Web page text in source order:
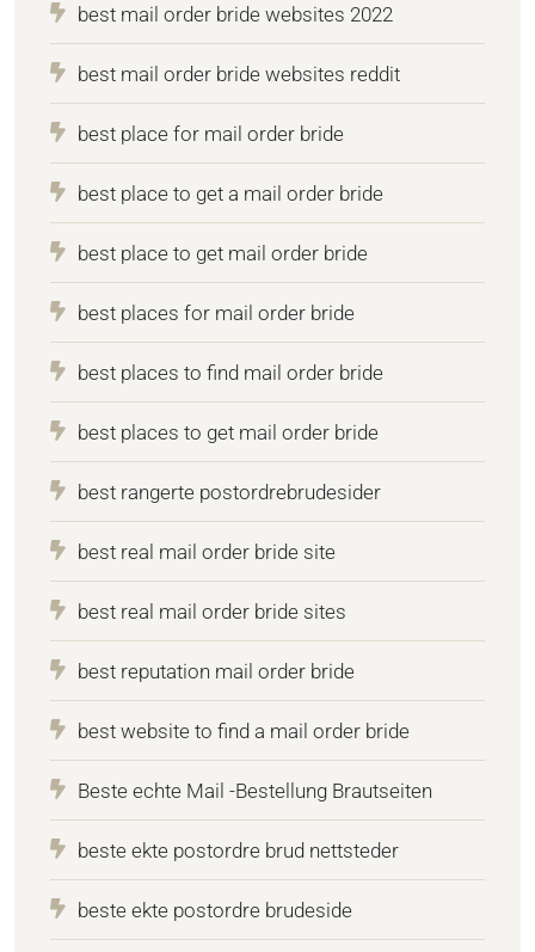
best mail order bride websites 2022
best mail order bride websites reddit
best place for mail order bride
best place to get a mail order bride
best place to get mail order bride
best places for mail order bride
best places to find mail order bride
best places to get mail order bride
best rangerte postordrebrudesider
best real mail order bride site
best real mail order bride sites
best reputation mail order bride
best website to find a mail order bride
Beste echte Mail -Bestellung Brautseiten
beste ekte postordre brud nettsteder
beste ekte postordre brudeside